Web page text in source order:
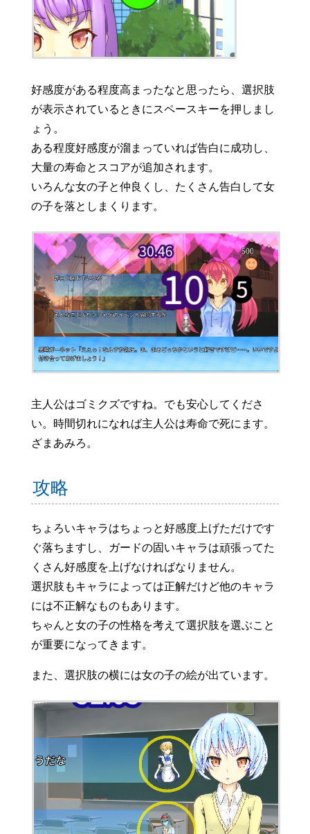
好感度がある程度高まったなと思ったら、選択肢
が表示されているときにスペースキーを押しまし
ょう。
ある程度好感度が溜まっていれば告白に成功し、
大量の寿命とスコアが追加されます。
いろんな女の子と仲良くし、たくさん告白して女
の子を落としまくります。
主人公はゴミクズですね。でも安心してくださ
い。時間切れになれば主人公は寿命で死にます。
ざまあみろ。
攻略
ちょろいキャラはちょっと好感度上げただけです
ぐ落ちますし、ガードの固いキャラは頑張ってた
くさん好感度を上げなければなりません。
選択肢もキャラによっては正解だけど他のキャラ
には不正解なものもあります。
ちゃんと女の子の性格を考えて選択肢を選ぶこと
が重要になってきます。
また、選択肢の横には女の子の絵が出ています。